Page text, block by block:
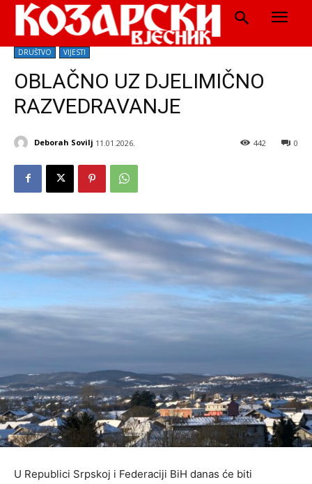
DRUŠTVO VIJESTI
OBLAČNO UZ DJELIMIČNO
RAZVEDRAVANJE
Deborah Sovilj 11.01.2026. 0
442
U Republici Srpskoj i Federaciji BiH danas će biti